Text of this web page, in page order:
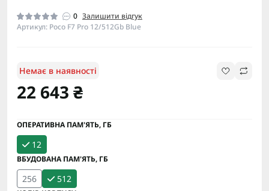
0 Залишити відгук
Артикул: Poco F7 Pro 12/512Gb Blue
Немає в наявності
22 643 ₴
ОПЕРАТИВНА ПАМ'ЯТЬ, ГБ
12
ВБУДОВАНА ПАМ'ЯТЬ, ГБ
256 512